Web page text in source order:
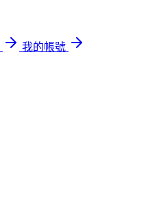
我的帳號